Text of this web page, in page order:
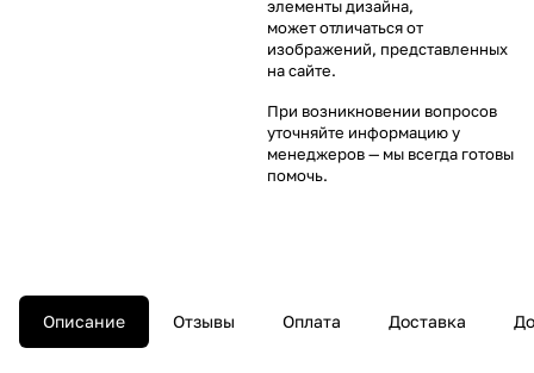
элементы дизайна,
может отличаться от
изображений, представленных
на сайте.
При возникновении вопросов
уточняйте информацию у
менеджеров— мы всегда готовы
помочь.
Описание Отзывы Оплата Доставка